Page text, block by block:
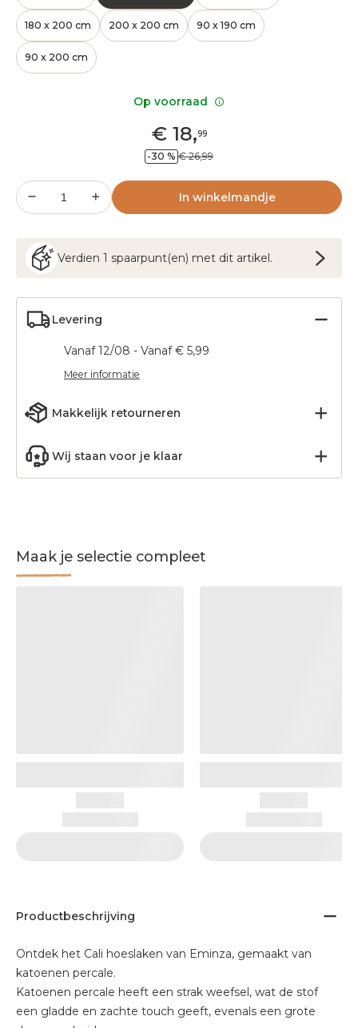
180 x 200 cm 200 x 200 cm 90 x 190 cm
90 x 200 cm
€ 18,99
-30 % € 26,99
In winkelmandje
Verdien 1 spaarpunt(en) met dit artikel.
Levering
Vanaf 12/08 - Vanaf € 5,99
Meer informatie
Makkelijk retourneren
Wij staan voor je klaar
Maak je selectie compleet
Productbeschrijving
Ontdek het Cali hoeslaken van Eminza, gemaakt van
katoenen percale.
Katoenen percale heeft een strak weefsel, wat de stof
een gladde en zachte touch geeft, evenals een grote